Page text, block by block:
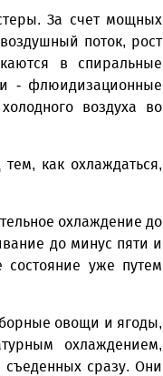
За счет мощных
поток, рост
в спиральные
- флюидизационные
воздуха во
как охлаждаться,
охлаждение до
до минус пяти и
уже путем
овощи и ягоды,
охлаждением,
сразу. Они